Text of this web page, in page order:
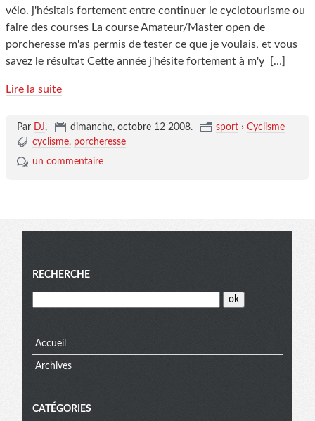
vélo. j'hésitais fortement entre continuer le cyclotourisme ou
faire des courses La course Amateur/Master open de
porcheresse m'as permis de tester ce que je voulais, et vous
savez le résultat Cette année j'hésite fortement à m'y
[…]
Lire la suite
Par DJ, dimanche, octobre 12 2008. sport › Cyclisme
cyclisme porcheresse
un commentaire
Menu
RECHERCHE
Accueil
Archives
CATÉGORIES